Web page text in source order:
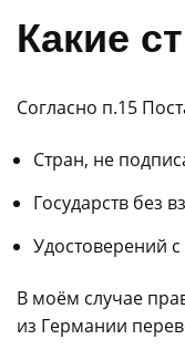
Какие
Согласно п.15
Стран, не
Государств без
Удостоверений
В моём случае
из Германии